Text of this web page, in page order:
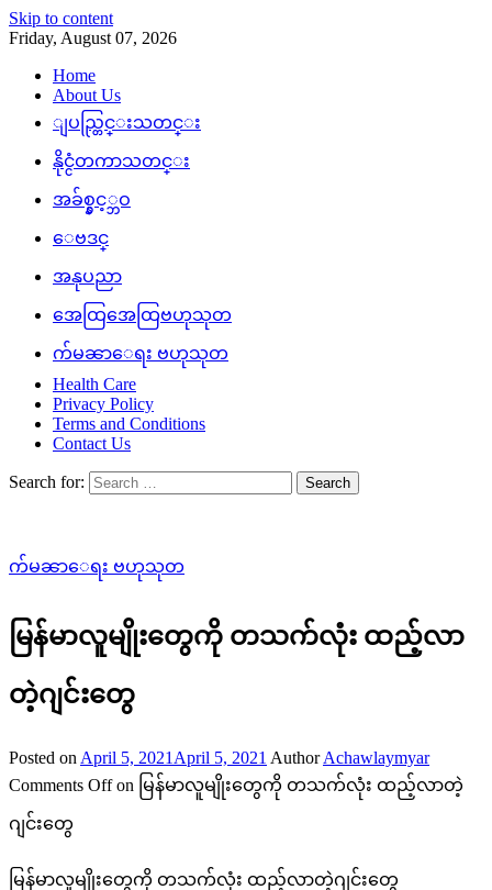
Skip to content
Friday, August 07, 2026
Home
About Us
ျပည္တြင္းသတင္း
နိုင္ငံတကာသတင္း
အခ်စ္နွင့္ဘဝ
ေဗဒင္
အနုပညာ
အေထြအေထြဗဟုသုတ
က်မၼာေရး ဗဟုသုတ
Health Care
Privacy Policy
Terms and Conditions
Contact Us
Search for:
က်မၼာေရး ဗဟုသုတ
မြန်မာလူမျိုးတွေကို တသက်လုံး ထည့်လာ
တဲ့ဂျင်းတွေ
Posted on April 5, 2021 April 5, 2021 Author Achawlaymyar
Comments Offon မြန်မာလူမျိုးတွေကို တသက်လုံး ထည့်လာတဲ့
ဂျင်းတွေ
မြန်မာလူမျိုးတွေကို တသက်လုံး ထည့်လာတဲ့ဂျင်းတွေ